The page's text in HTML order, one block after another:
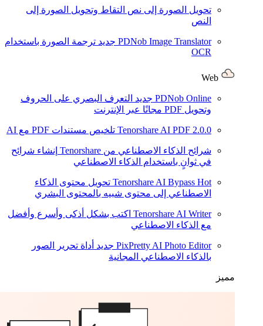
تحويل الصورة إلى نص التقاط وتحويل الصورة إلى
النص
PDNob Image Translator جديد ترجمة الصورة باستخدام
OCR
PDNob Online جديد التعرف البصري على الحروف
وتحويل PDF مجانًا عبر الإنترنت
Tenorshare AI PDF 2.0.0 تلخيص مستندات PDF مع AI
شرائح الذكاء الاصطناعي من Tenorshare
إنشاء شرائح
في ثوانٍ باستخدام الذكاء الاصطناعي
Tenorshare AI Bypass Hot
تحويل محتوى الذكاء
الاصطناعي إلى محتوى شبيه بالمحتوى البشري
Tenorshare AI Writer اكتب بشكل أذكى وأسرع وأفضل
مع الذكاء الاصطناعي
PixPretty AI Photo Editor جديد أداة تحرير الصور
بالذكاء الاصطناعي المجانية
مميز